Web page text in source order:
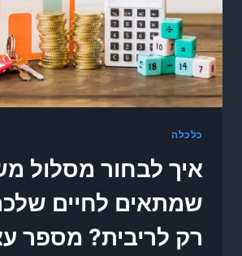
כלכלה
איך לבחור מסלול
שמתאים לחיים
רק לריבית? מספר